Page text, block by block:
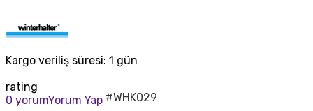
Kargo veriliş süresi: 1 gün
rating
0 yorumYorum Yap #WHK029